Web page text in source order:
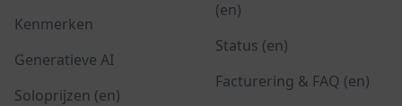
Kenmerken
Generatieve AI
Soloprijzen (en)
(en)
Status (en)
Facturering & FAQ (en)